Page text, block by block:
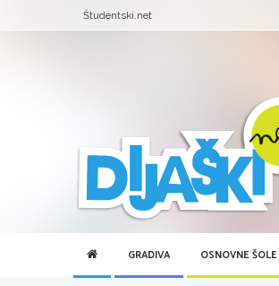
Študentski.net
GRADIVA OSNOVNE ŠOLE